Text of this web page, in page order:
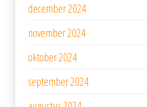
december 2024
november 2024
oktober 2024
september 2024